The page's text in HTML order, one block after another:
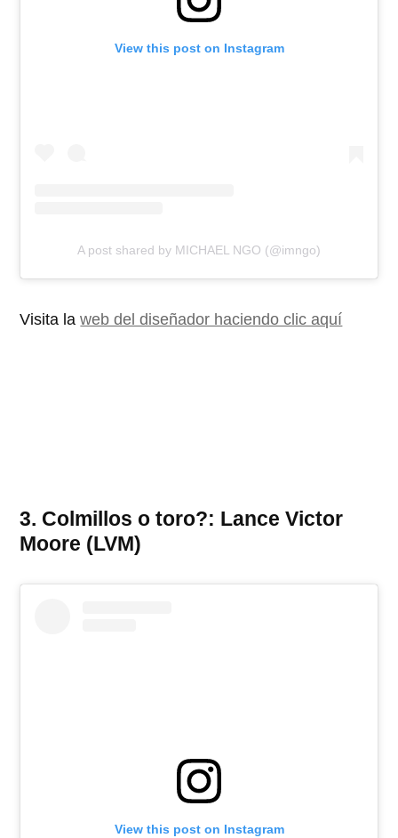
View this post on Instagram
A post shared by MICHAEL NGO (@imngo)
Visita laweb del diseñador haciendo clic aquí
3. Colmillos o toro?: Lance Victor
Moore (LVM)
View this post on Instagram